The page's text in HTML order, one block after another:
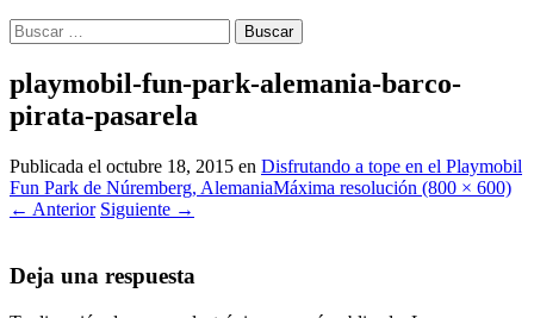
Buscar:
playmobil-fun-park-alemania-barco-
pirata-pasarela
Publicada el octubre 18, 2015 en Disfrutando a tope en el Playmobil
Fun Park de Núremberg, AlemaniaMáxima resolución (800 × 600)
← Anterior Siguiente →
Deja una respuesta